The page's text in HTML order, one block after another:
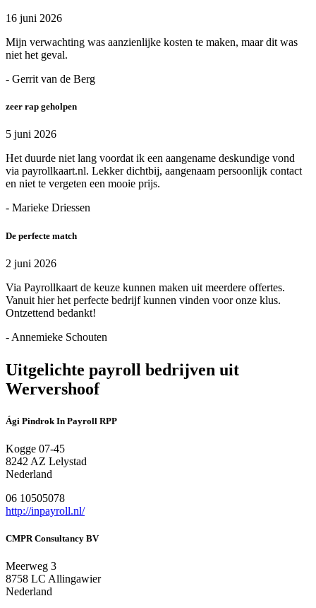
16 juni 2026
Mijn verwachting was aanzienlijke kosten te maken, maar dit was
niet het geval.
- Gerrit van de Berg
zeer rap geholpen
5 juni 2026
Het duurde niet lang voordat ik een aangename deskundige vond
via payrollkaart.nl. Lekker dichtbij, aangenaam persoonlijk contact
en niet te vergeten een mooie prijs.
- Marieke Driessen
De perfecte match
2 juni 2026
Via Payrollkaart de keuze kunnen maken uit meerdere offertes.
Vanuit hier het perfecte bedrijf kunnen vinden voor onze klus.
Ontzettend bedankt!
- Annemieke Schouten
Uitgelichte payroll bedrijven uit
Wervershoof
Ági Pindrok In Payroll RPP
Kogge 07-45
8242 AZ Lelystad
Nederland
06 10505078
http://inpayroll.nl/
CMPR Consultancy BV
Meerweg 3
8758 LC Allingawier
Nederland